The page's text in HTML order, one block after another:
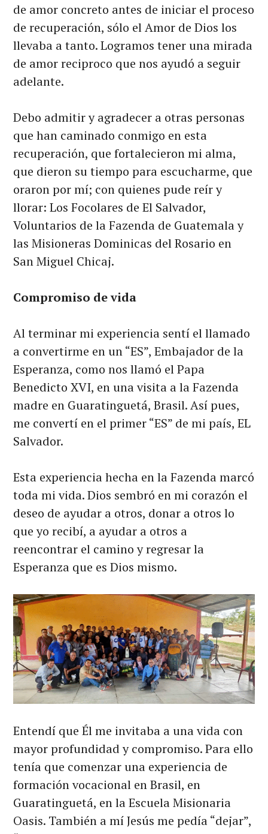
de amor concreto antes de iniciar el proceso
de recuperación, sólo el Amor de Dios los
llevaba a tanto. Logramos tener una mirada
de amor reciproco que nos ayudó a seguir
adelante.
Debo admitir y agradecer a otras personas
que han caminado conmigo en esta
recuperación, que fortalecieron mi alma,
que dieron su tiempo para escucharme, que
oraron por mí; con quienes pude reír y
llorar: Los Focolares de El Salvador,
Voluntarios de la Fazenda de Guatemala y
las Misioneras Dominicas del Rosario en
San Miguel Chicaj.
Compromiso de vida
Al terminar mi experiencia sentí el llamado
a convertirme en un “ES”, Embajador de la
Esperanza, como nos llamó el Papa
Benedicto XVI, en una visita a la Fazenda
madre en Guaratinguetá, Brasil. Así pues,
me convertí en el primer “ES” de mi país, EL
Salvador.
Esta experiencia hecha en la Fazenda marcó
toda mi vida. Dios sembró en mi corazón el
deseo de ayudar a otros, donar a otros lo
que yo recibí, a ayudar a otros a
reencontrar el camino y regresar la
Esperanza que es Dios mismo.
Entendí que Él me invitaba a una vida con
mayor profundidad y compromiso. Para ello
tenía que comenzar una experiencia de
formación vocacional en Brasil, en
Guaratinguetá, en la Escuela Misionaria
Oasis. También a mí Jesús me pedía “dejar”,